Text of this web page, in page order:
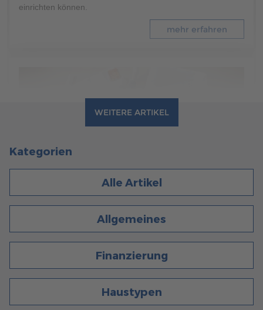
einrichten können.
mehr erfahren
6 Min. Lesezeit
INDIVIDUALISIERUNGSMÖGLICHKEITEN FÜR 1,5-
GESCHOSSER-FERTIGHÄUSER
Ob Grundriss, Raumaufteilung, Dach, Fassade oder
Sonderbauteile - wir zeigen Ihnen, wie Sie Ihr 1,5-
Geschosser ganz nach Ihren Wünschen gestalten können.
WEITERE ARTIKEL
Kategorien
Alle Artikel
Allgemeines
Finanzierung
Haustypen